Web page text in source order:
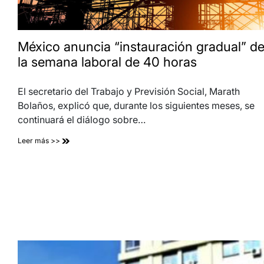
México anuncia “instauración gradual” de
la semana laboral de 40 horas
El secretario del Trabajo y Previsión Social, Marath
Bolaños, explicó que, durante los siguientes meses, se
continuará el diálogo sobre…
Leer más >>